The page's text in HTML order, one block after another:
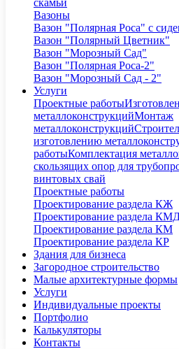
скамьи
Вазоны
Вазон "Полярная Роса" с
Вазон "Полярный Цветник"
Вазон "Морозный Сад"
Вазон "Полярная Роса-2"
Вазон "Морозный Сад - 2"
Услуги
Проектные работы
металлоконструкцийМонтаж
металлоконструкций
изготовлению
работыКомплектация
скользящих опор для
винтовых свай
Проектные работы
Проектирование раздела КЖ
Проектирование раздела
Проектирование раздела КМ
Проектирование раздела КР
Здания для бизнеса
Загородное строительство
Малые архитектурные формы
Услуги
Индивидуальные проекты
Портфолио
Калькуляторы
Контакты